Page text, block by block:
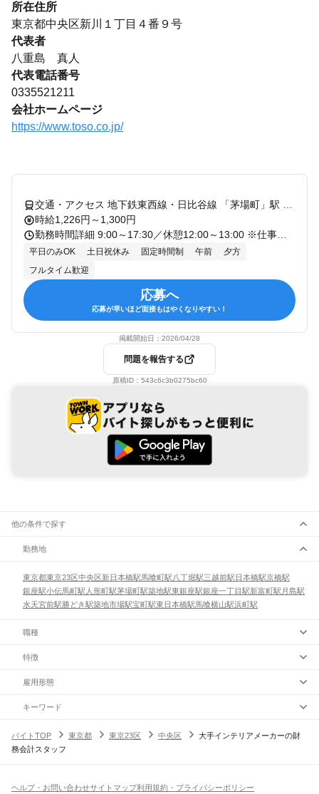
所在住所
東京都中央区新川１丁目４番９号
代表者
八重島 真人
代表電話番号
0335521211
会社ホームページ
https://www.toso.co.jp/
時給1,226円～1,300円
平日のみOK 土日祝休み 固定時間制 午前
夕方
フルタイム歓迎
応募へ
応募が早いほど面接もはやくなりやすい！
掲載開始日： 2026/04/28
問題を報告する
原稿ID： 543c6c3b0275bc60
他の条件で探す
勤務地
東京都東京23区中央区新日本橋駅馬喰町駅 八丁堀駅三越前駅 日本橋駅京橋駅
銀座駅小伝馬町駅 人形町駅茅場町駅築地駅東銀座駅銀座一丁目駅新富町駅 月島駅
水天宮前駅勝どき駅築地市場駅宝町駅東日本橋駅馬喰横山駅浜町駅
職種
特徴
雇用形態
キーワード
バイトTOP 東京都 東京23区 中央区
大手インテリアメーカーの財
務会計スタッフ
ヘルプ・お問い合わせサイトマップ利用規約・プライバシーポリシー